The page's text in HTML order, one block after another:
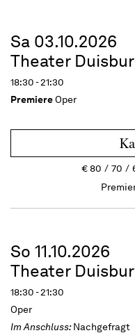
Sa 03.10.2026
Theater
18:30 - 21:30
PremiereOper
€80 70
So 11.10.2026
Theater
18:30 - 21:30
Oper
Im Anschluss:Nachgefragt